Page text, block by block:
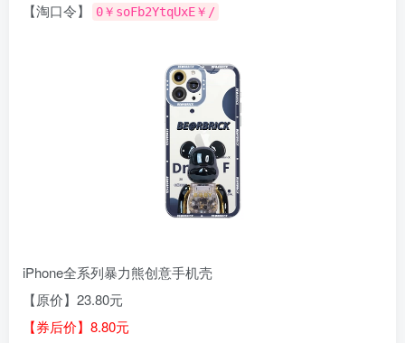
【淘口令】
0￥soFb2YtqUxE￥/
iPhone全系列暴力熊创意手机壳
【原价】23.80元
【券后价】8.80元